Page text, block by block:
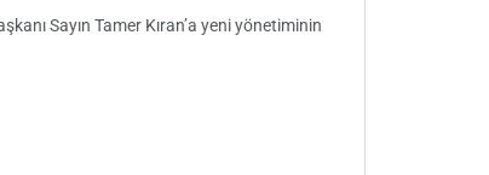
Sayın Tamer Kıran’a yeni yönetiminin